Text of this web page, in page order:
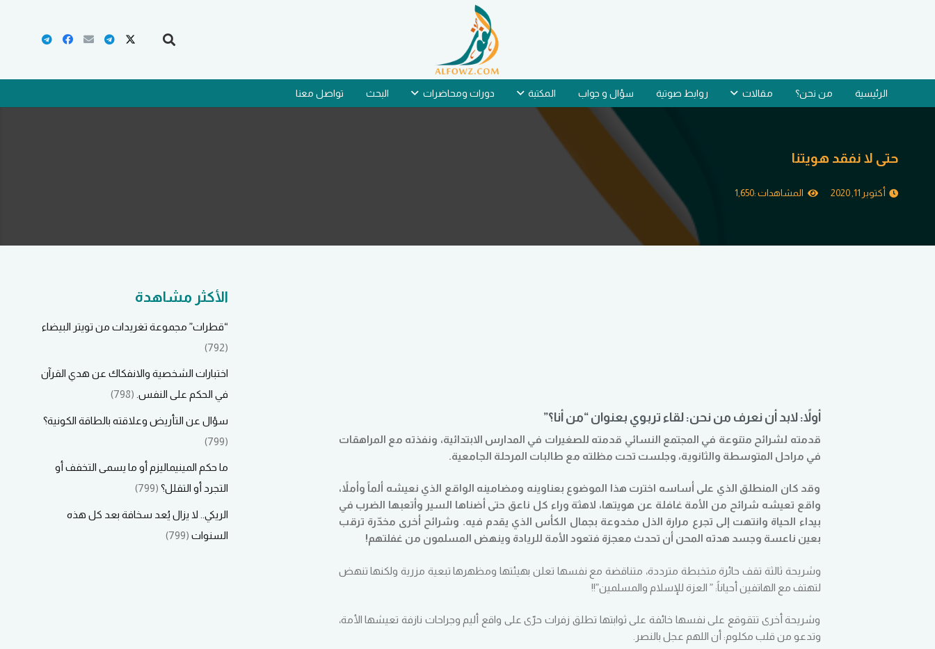
الرئيسية من نحن؟ مقالات روابط صوتية سؤال و جواب المكتبة دورات ومحاضرات البحث تواصل معنا
حتى لا نفقد هويتنا
أكتوبر 11, 2020 المشاهدات :1,650
أولاً:لابد أن نعرف من نحن:لقاء تربوي بعنوان “من أنا؟”
قدمته لشرائح متنوعة في المجتمع النسائي قدمته للصغيرات في المدارس الابتدائية، ونفذته مع المراهقات
في مراحل المتوسطة والثانوية، وجلست تحت مظلته مع طالبات المرحلة الجامعية.
وقد كان المنطلق الذي على أساسه اخترت هذا الموضوع بعناوينه ومضامينه الواقع الذي نعيشه ألماً وأملاً،
واقع تعيشه شرائح من الأمة غافلة عن هويتها، لاهثة وراء كل ناعق حتى أضناها السير وأتعبها الضرب في
بيداء الحياة وانتهت إلى تجرع مرارة الذل مخدوعة بجمال الكأس الذي يقدم فيه. وشرائح أخرى مخدّرة ترقب
بعين ناعسة وجسد هدته المحن أن تحدث معجزة فتعود الأمة للريادة وينهض المسلمون من غفلتهم!
وشريحة ثالثة تقف حائرة متخبطة مترددة، متناقضة مع نفسها تعلن بهيئتها ومظهرها تبعية مزرية ولكنها تنهض
لتهتف مع الهاتفين أحياناً: ” العزة للإسلام والمسلمين”!!
وشريحة أخرى تتقوقع على نفسها خائفة على ثوابتها تطلق زفرات حرّى على واقع أليم وجراحات نازفة تعيشها الأمة،
وتدعو من قلب مكلوم: أن اللهم عجل بالنصر.
الأكثر مشاهدة
“قطرات” مجموعة تغريدات من تويتر البيضاء
(792)
اختبارات الشخصية والانفكاك عن هدي القرآن
في الحكم على النفس. (798)
سؤال عن التأريض وعلاقته بالطاقة الكونية؟
(799)
ما حكم المينيماليزم أو ما يسمى التخفف أو
التجرد أو التقلل؟ (799)
الريكي.. لا يزال يُعد سخافة بعد كل هذه
السنوات (799)